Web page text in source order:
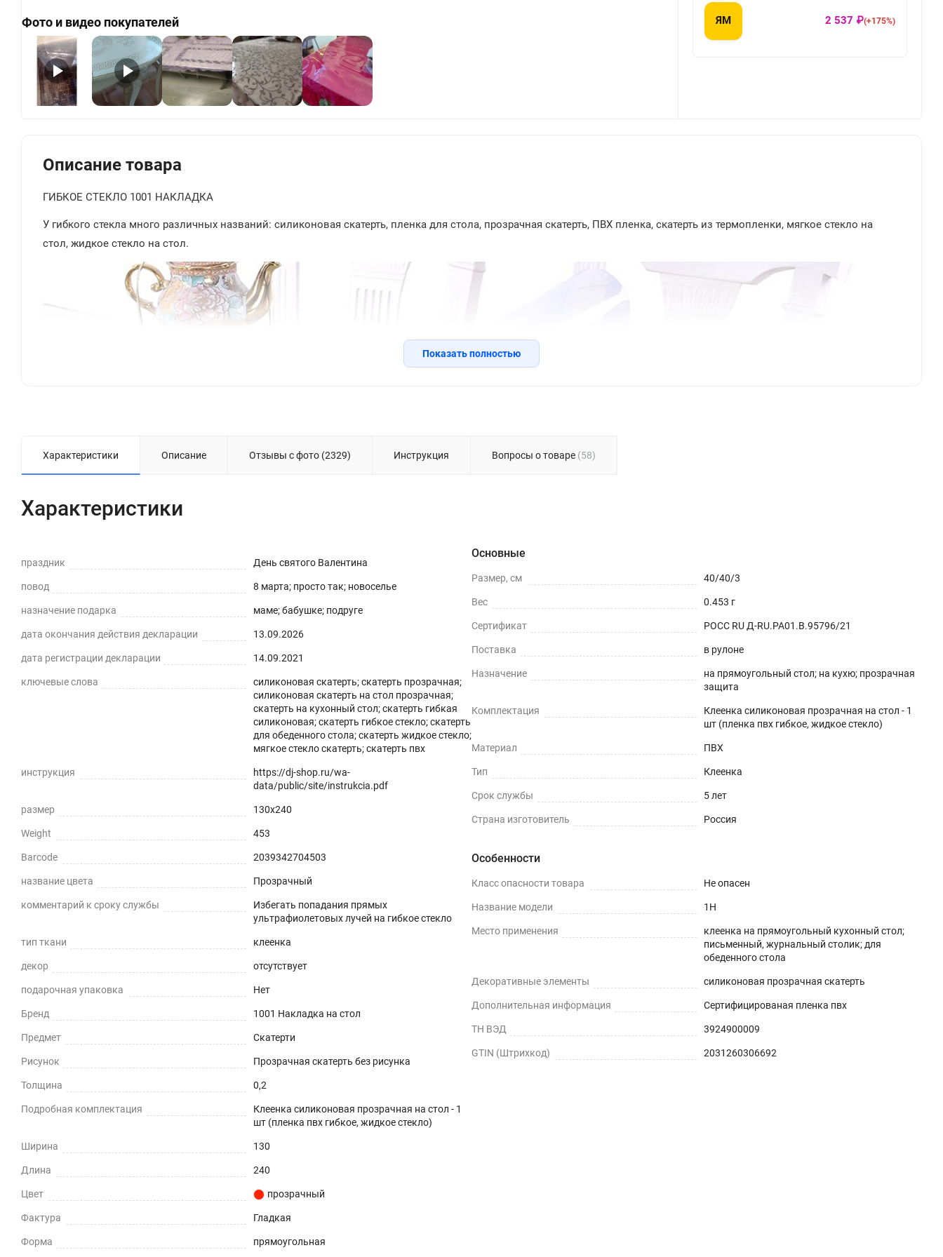
Фото и видео покупателей ЯМ 2 537 ₽(+175%)
Описание товара
ГИБКОЕ СТЕКЛО 1001 НАКЛАДКА
У гибкого стекла много различных названий: силиконовая скатерть, пленка для стола, прозрачная скатерть, ПВХ пленка, скатерть из термопленки, мягкое стекло на
стол, жидкое стекло на стол.
практичное решение для защиты плоских горизонтальных поверхностей и скатертей, а также для улучшения их внешнего вида. Для производства используется
экологически чистый ПВХ-материал с характеристиками водонепроницаемости, нескользкости, термостойкости (максимум до 70°С).
ПРЕИМУЩЕСТВА ГИБКОГО СТЕКЛА
Легко мыть и протирать
Защита поверхности стола от отпечатков пальцев, пыли, грязи и пятен жира.
Не скрывает натуральный цвет вашего стола или скатерти.
Долговечно
До 5 лет использования
Для людей и животных
Гипоаллергенно
Не желтеет со временем
При использовании в помещении
Прочность и износостойкость
Показать полностью
Характеристики Описание Отзывы с фото (2329) Инструкция Вопросы о товаре (58)
Характеристики
праздник День святого Валентина
повод 8 марта; просто так; новоселье
назначение подарка маме; бабушке; подруге
дата окончания действия декларации 13.09.2026
дата регистрации декларации 14.09.2021
ключевые слова
силиконовая скатерть; скатерть прозрачная;
силиконовая скатерть на стол прозрачная;
скатерть на кухонный стол; скатерть гибкая
силиконовая; скатерть гибкое стекло; скатерть
для обеденного стола; скатерть жидкое стекло;
мягкое стекло скатерть; скатерть пвх
инструкция
https://dj-shop.ru/wa-
data/public/site/instrukcia.pdf
размер 130x240
Weight 453
Barcode 2039342704503
название цвета Прозрачный
комментарий к сроку службы
Избегать попадания прямых
ультрафиолетовых лучей на гибкое стекло
тип ткани клеенка
декор отсутствует
подарочная упаковка Нет
Бренд 1001 Накладка на стол
Предмет Скатерти
Рисунок Прозрачная скатерть без рисунка
Толщина 0,2
Подробная комплектация
Клеенка силиконовая прозрачная на стол - 1
шт (пленка пвх гибкое, жидкое стекло)
Ширина 130
Длина 240
Цвет прозрачный
Фактура Гладкая
Форма прямоугольная
Основные
Размер, см 40/40/3
Вес 0.453 г
Сертификат РОСС RU Д-RU.РА01.В.95796/21
Поставка в рулоне
Назначение
на прямоугольный стол; на кухю; прозрачная
защита
Комплектация
Клеенка силиконовая прозрачная на стол - 1
шт (пленка пвх гибкое, жидкое стекло)
Материал ПВХ
Тип Клеенка
Срок службы 5 лет
Страна изготовитель Россия
Особенности
Класс опасности товара Не опасен
Название модели 1H
Место применения
клеенка на прямоугольный кухонный стол;
письменный, журнальный столик; для
обеденного стола
Декоративные элементы силиконовая прозрачная скатерть
Дополнительная информация Сертифицированая пленка пвх
ТН ВЭД 3924900009
GTIN (Штрихкод) 2031260306692